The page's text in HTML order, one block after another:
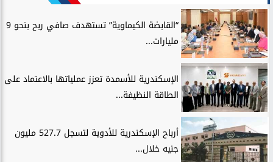
“القابضة الكيماوية” تستهدف صافي ربح بنحو 9
مليارات...
الإسكندرية للأسمدة تعزز عملياتها بالاعتماد على
الطاقة النظيفة...
أرباح الإسكندرية للأدوية لتسجل 527.7 مليون
جنيه خلال...